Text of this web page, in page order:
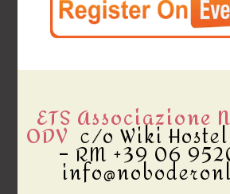
ETS Associazione
ODV c/o Wiki
– RM +39 06